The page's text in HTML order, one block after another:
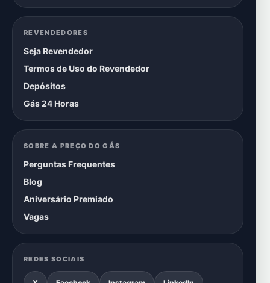
REVENDEDORES
Seja Revendedor
Termos de Uso do Revendedor
Depósitos
Gás 24 Horas
SOBRE A PREÇO DO GÁS
Perguntas Frequentes
Blog
Aniversário Premiado
Vagas
REDES SOCIAIS